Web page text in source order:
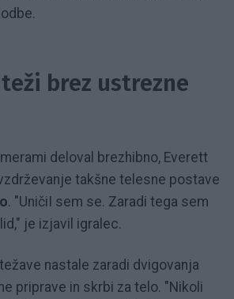
brez ustrezne
deloval brezhibno, Everett
takšne telesne postave
. "UničiI sem se. Zaradi tega sem
je izjavil igralec.
nastale zaradi dvigovanja
priprave in skrbi za telo. "Nikoli